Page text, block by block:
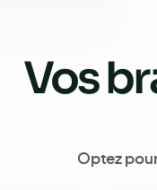
Vos
Optez